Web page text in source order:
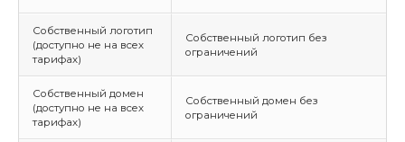
Собственный логотип
(доступно не на всех
тарифах)
Собственный логотип без
ограничений
Собственный домен
(доступно не на всех
тарифах)
Собственный домен без
ограничений